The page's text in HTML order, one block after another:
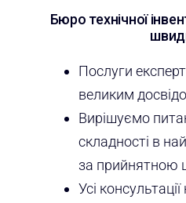
Бюро технічної
Послуги
великим
Вирішуємо
складності в
за прийнятною
Усі